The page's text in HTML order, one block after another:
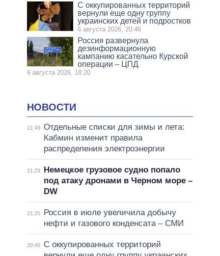
С оккупированных территорий
вернули еще одну группу
украинских детей и подростков
6 августа 2026, 20:46
Россия развернула
дезинформационную
кампанию касательно Курской
операции – ЦПД
6 августа 2026, 18:20
НОВОСТИ
21:49 Отдельные списки для зимы и лета:
Кабмин изменит правила
распределения электроэнергии
21:29
Немецкое грузовое судно попало
под атаку дронами в Черном море –
DW
21:25
Россия в июле увеличила добычу
нефти и газового конденсата – СМИ
20:46
С оккупированных территорий